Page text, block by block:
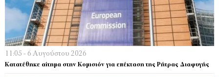
11:05 - 6 Αυγούστου 2026
Κατατέθηκε αίτημα στην Κομισιόν για επέκταση της Ρήτρας Διαφυγής